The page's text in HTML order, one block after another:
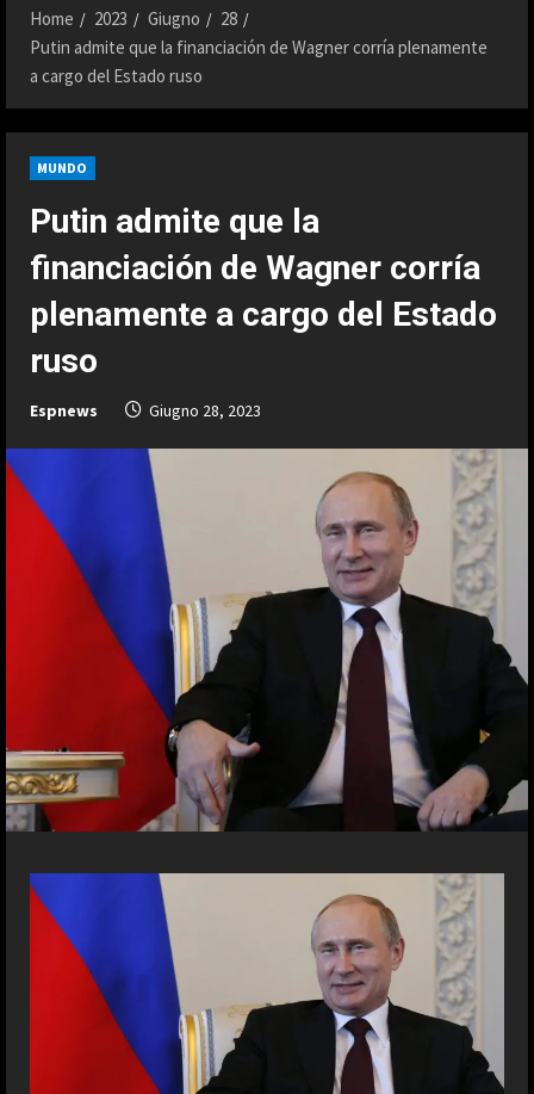
Home 2023 Giugno
28
Putin admite que la financiación de Wagner corría plenamente
a cargo del Estado ruso
MUNDO
Putin admite que la
financiación de Wagner corría
plenamente a cargo del Estado
ruso
Espnews Giugno 28, 2023